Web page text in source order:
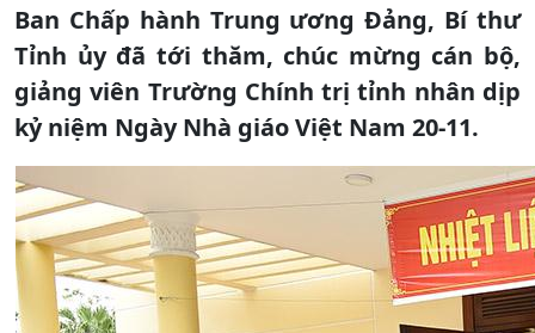
Ban Chấp hành Trung ương Đảng, Bí thư
Tỉnh ủy đã tới thăm, chúc mừng cán bộ,
giảng viên Trường Chính trị tỉnh nhân dịp
kỷ niệm Ngày Nhà giáo Việt Nam 20-11.